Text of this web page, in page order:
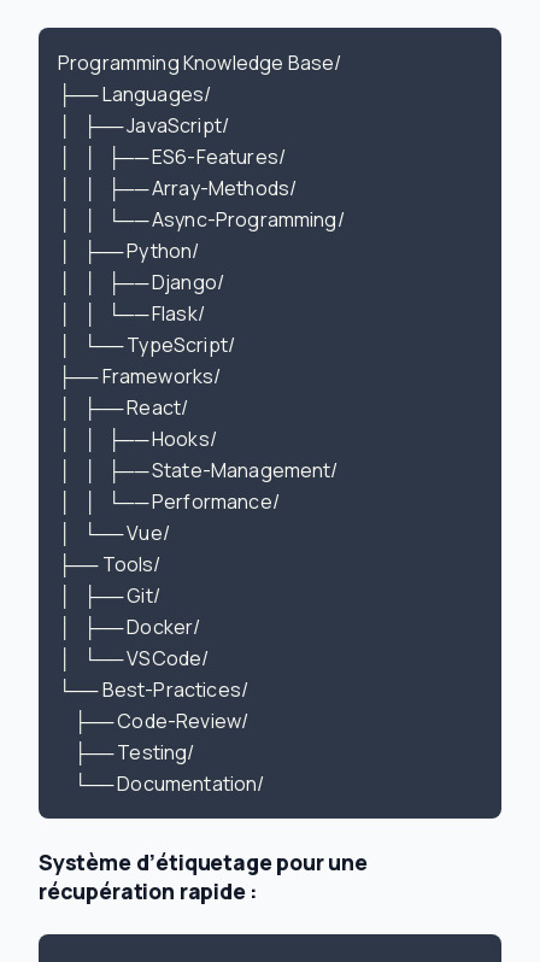
Programming Knowledge Base/
├── Languages/
│   ├── JavaScript/
│   │   ├── ES6-Features/
│   │   ├── Array-Methods/
│   │   └── Async-Programming/
│   ├── Python/
│   │   ├── Django/
│   │   └── Flask/
│   └── TypeScript/
├── Frameworks/
│   ├── React/
│   │   ├── Hooks/
│   │   ├── State-Management/
│   │   └── Performance/
│   └── Vue/
├── Tools/
│   ├── Git/
│   ├── Docker/
│   └── VSCode/
    ├── Code-Review/
    ├── Testing/
Système d’étiquetage pour une
récupération rapide :